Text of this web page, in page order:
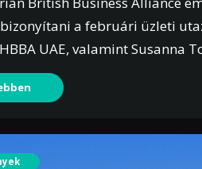
a februári üzleti
UAE, valamint Susanna